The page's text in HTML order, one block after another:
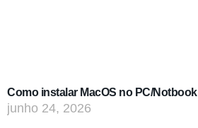
Como instalar MacOS no PC/Notbook
junho 24, 2026